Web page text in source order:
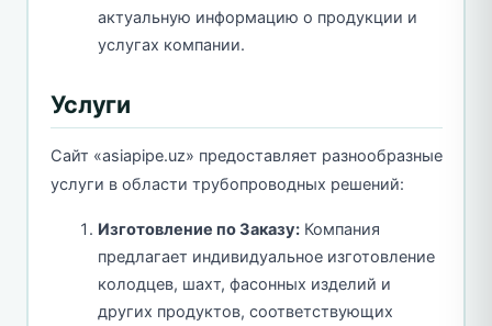
актуальную информацию о продукции и
услугах компании.
Услуги
Сайт «asiapipe.uz» предоставляет разнообразные
услуги в области трубопроводных решений:
Изготовление по Заказу: Компания
предлагает индивидуальное изготовление
колодцев, шахт, фасонных изделий и
других продуктов, соответствующих